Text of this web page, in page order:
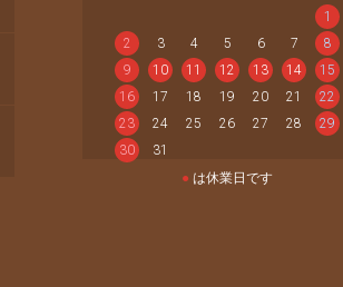
1
2
3 4 5 6 7
8
9
10 11 12 13 14
15
16
17 18 19 20 21
22
23
24 25 26 27 28
29
30
31
● は休業日です